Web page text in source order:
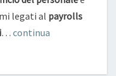
legati al payrolls
… continua